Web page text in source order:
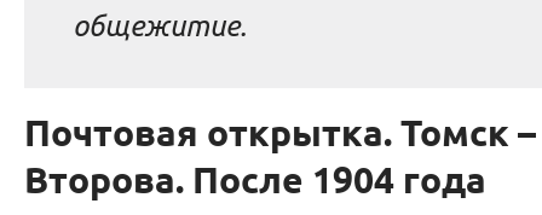
общежитие.
Почтовая открытка. Томск
Второва. После 1904 года